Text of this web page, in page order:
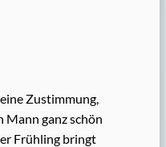
Zustimmung,
Mann ganz schön
Frühling bringt